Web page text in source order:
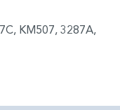
KM507, 3287A,